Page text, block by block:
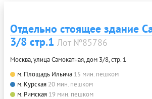
Отдельно стоящее здание
3/8 стр.1 Лот №85786
Москва, улица Самокатная, дом 3/8, стр. 1
м. Площадь Ильича 15 мин. пешком
м. Курская 20 мин. пешком
м. Римская 19 мин. пешком